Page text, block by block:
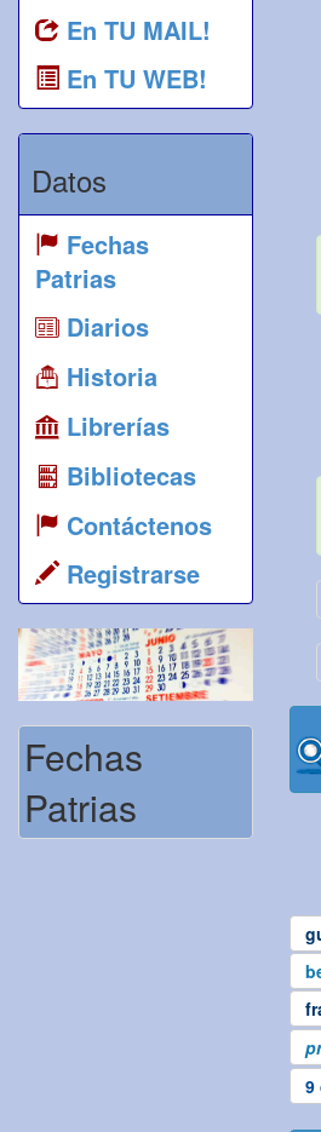
En TU MAIL!
En TU WEB!
Datos
Fechas
Patrias
Diarios
Historia
Librerías
Bibliotecas
Contáctenos
Registrarse
Fechas
Patrias
9